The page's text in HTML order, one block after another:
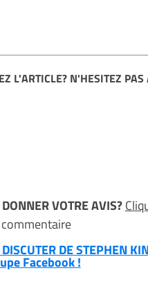
L'ARTICLE? N'HESITEZ PAS
VOTRE AVIS?
DE STEPHEN
Facebook !